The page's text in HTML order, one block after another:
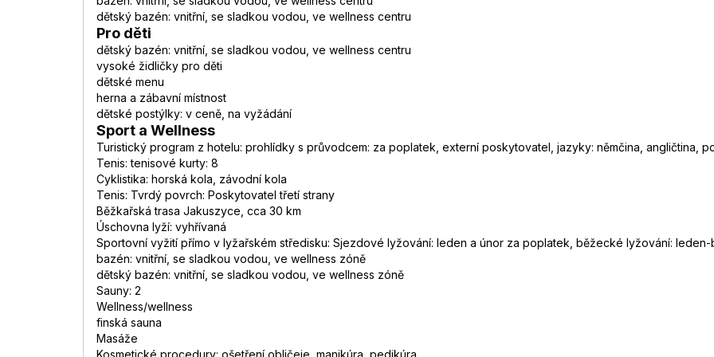
dětský bazén: vnitřní, se sladkou vodou, ve wellness centru
Pro děti
dětský bazén: vnitřní, se sladkou vodou, ve wellness centru
vysoké židličky pro děti
dětské menu
herna a zábavní místnost
dětské postýlky: v ceně, na vyžádání
Sport a Wellness
Turistický program z hotelu: prohlídky s průvodcem: za poplatek, externí poskytovatel, jazyky: němčina, angličtina,
Tenis: tenisové kurty: 8
Cyklistika: horská kola, závodní kola
Tenis: Tvrdý povrch: Poskytovatel třetí strany
Běžkařská trasa Jakuszyce, cca 30 km
Úschovna lyží: vyhřívaná
Sportovní vyžití přímo v lyžařském středisku: Sjezdové lyžování: leden a únor za poplatek, běžecké lyžování:
bazén: vnitřní, se sladkou vodou, ve wellness zóně
dětský bazén: vnitřní, se sladkou vodou, ve wellness zóně
Sauny: 2
Wellness/wellness
finská sauna
Masáže